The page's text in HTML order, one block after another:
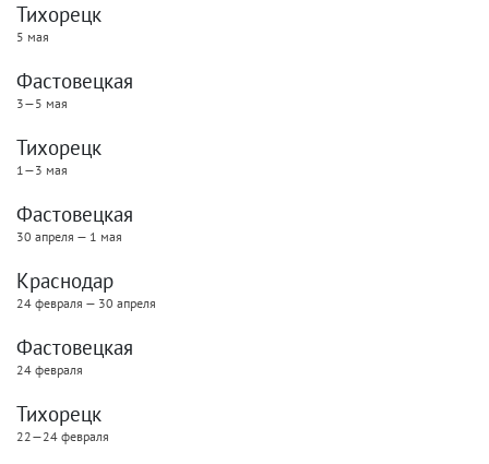
Тихорецк
5 мая
Фастовецкая
3—5 мая
Тихорецк
1—3 мая
Фастовецкая
30 апреля — 1 мая
Краснодар
24 февраля — 30 апреля
Фастовецкая
24 февраля
Тихорецк
22—24 февраля